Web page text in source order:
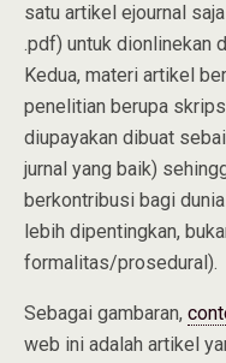
satu artikel ejournal
.pdf) untuk dionlinekan
Kedua, materi artikel
penelitian berupa
diupayakan dibuat
jurnal yang baik)
berkontribusi bagi
lebih dipentingkan,
formalitas/prosedural).
Sebagai gambaran,
web ini adalah artikel